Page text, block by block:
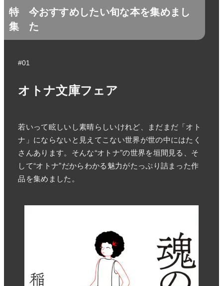
特
集
今おすすめしたい旬な本を集めまし
た
#01
オトナ文庫フェア
若いって眩しいし素晴らしいけれど、まだまだ「オト
ナ」にならないと見えてこない世界が世の中にはたく
さんあります。そんな“オトナ”の世界を垣間見る、そ
して“オトナ”だからわかる魅力がたっぷり詰まった作
品を集めました。